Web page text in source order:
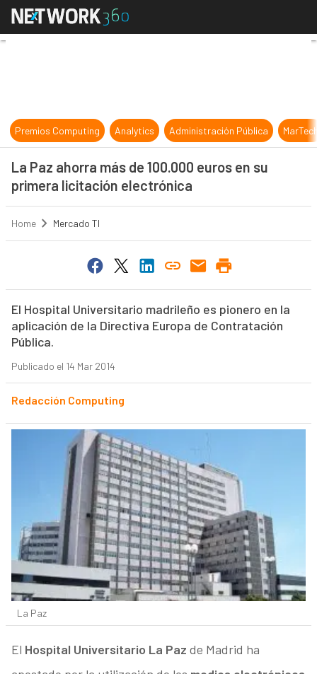
La Paz ahorra más de 100.000
Premios Computing Analytics Administración Pública
La Paz ahorra más de 100.000 euros en su
primera licitación electrónica
Home Mercado TI
El Hospital Universitario madrileño es pionero en la
aplicación de la Directiva Europa de Contratación
Pública.
Publicado el 14 Mar 2014
Redacción Computing
La Paz
El Hospital Universitario La Paz de Madrid ha